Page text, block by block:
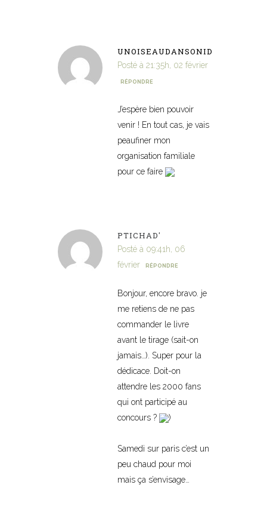
UNOISEAUDANSONID
Posté à 21:35h, 02 février
RÉPONDRE
J’espère bien pouvoir
venir ! En tout cas, je vais
peaufiner mon
organisation familiale
pour ce faire
PTICHAD'
Posté à 09:41h, 06
février
RÉPONDRE
Bonjour, encore bravo. je
me retiens de ne pas
commander le livre
avant le tirage (sait-on
jamais…). Super pour la
dédicace. Doit-on
attendre les 2000 fans
qui ont participé au
concours ?
)
Samedi sur paris c’est un
peu chaud pour moi
mais ça s’envisage…